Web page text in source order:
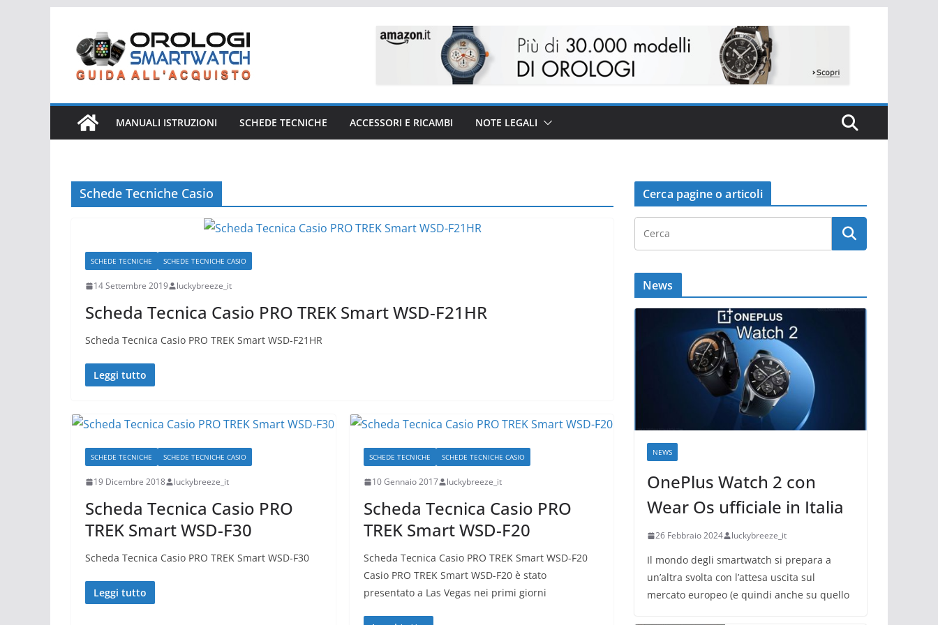
contenuto
MANUALI ISTRUZIONI SCHEDE TECNICHE ACCESSORI E RICAMBI NOTE LEGALI
Schede Tecniche Casio
SCHEDE TECNICHE SCHEDE TECNICHE CASIO
14 Settembre 2019 luckybreeze_it
Scheda Tecnica Casio PRO TREK Smart WSD-F21HR
Scheda Tecnica Casio PRO TREK Smart WSD-F21HR
Leggi tutto
SCHEDE TECNICHE SCHEDE TECNICHE CASIO
19 Dicembre 2018 luckybreeze_it
Scheda Tecnica Casio PRO
TREK Smart WSD-F30
Scheda Tecnica Casio PRO TREK Smart WSD-F30
Leggi tutto
SCHEDE TECNICHE SCHEDE TECNICHE CASIO
10 Gennaio 2017 luckybreeze_it
Scheda Tecnica Casio PRO
TREK Smart WSD-F20
Scheda Tecnica Casio PRO TREK Smart WSD-F20
Casio PRO TREK Smart WSD-F20 è stato
presentato a Las Vegas nei primi giorni
Cerca pagine o articoli
News
NEWS
OnePlus Watch 2 con
Wear Os ufficiale in Italia
26 Febbraio 2024 luckybreeze_it
Il mondo degli smartwatch si prepara a
un’altra svolta con l’attesa uscita sul
mercato europeo (e quindi anche su quello